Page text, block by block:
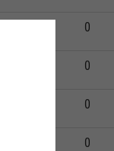
0
0
0
0